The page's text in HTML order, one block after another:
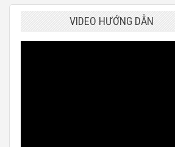
VIDEO HƯỚNG DẪN